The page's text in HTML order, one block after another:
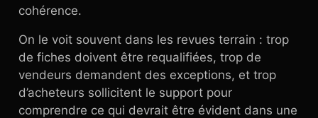
cohérence.
On le voit souvent dans les revues terrain : trop
de fiches doivent être requalifiées, trop de
vendeurs demandent des exceptions, et trop
d’acheteurs sollicitent le support pour
comprendre ce qui devrait être évident dans une